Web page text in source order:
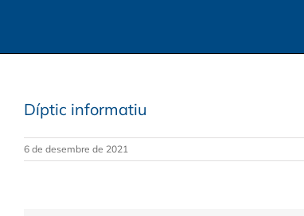
Díptic informatiu
6 de desembre de 2021